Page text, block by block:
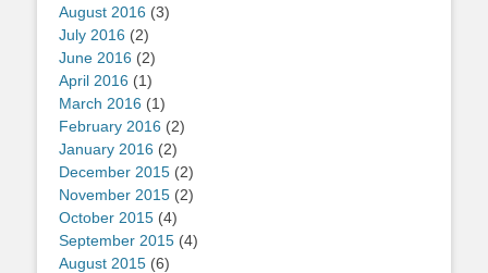
August 2016 (3)
July 2016 (2)
June 2016 (2)
April 2016 (1)
March 2016 (1)
February 2016 (2)
January 2016 (2)
December 2015 (2)
November 2015 (2)
October 2015 (4)
September 2015 (4)
August 2015 (6)